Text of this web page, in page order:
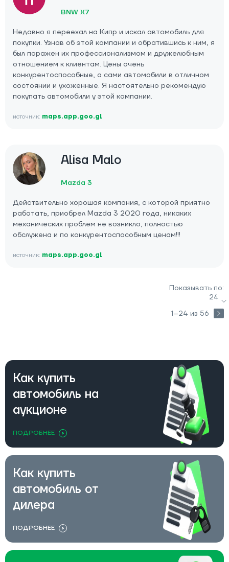
BNW X7
Недавно я переехал на Кипр и искал автомобиль для
покупки. Узнав об этой компании и обратившись к ним, я
был поражен их профессионализмом и дружелюбным
отношением к клиентам. Цены очень
конкурентоспособные, а сами автомобили в отличном
состоянии и ухоженные. Я настоятельно рекомендую
покупать автомобили у этой компании.
источник: maps.app.goo.gl
Alisa Malo
Mazda 3
Действительно хорошая компания, с которой приятно
работать, приобрел Mazda 3 2020 года, никаких
механических проблем не возникло, полностью
обслужена и по конкурентоспособным ценам!!!
источник: maps.app.goo.gl
Показывать по:
24
1–24 из 56
Как купить
автомобиль на
аукционе
ПОДРОБНЕЕ
Как купить
автомобиль от
дилера
ПОДРОБНЕЕ